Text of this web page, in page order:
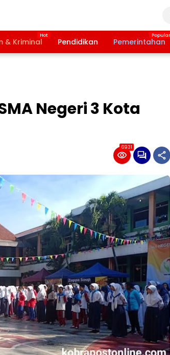
& Kriminal Pendidikan Pemerintahan
Negeri 3 Kota
6931